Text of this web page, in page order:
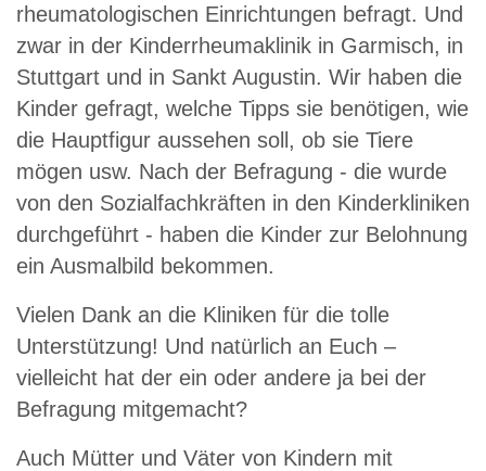
rheumatologischen Einrichtungen befragt. Und
zwar in der Kinderrheumaklinik in Garmisch, in
Stuttgart und in Sankt Augustin. Wir haben die
Kinder gefragt, welche Tipps sie benötigen, wie
die Hauptfigur aussehen soll, ob sie Tiere
mögen usw. Nach der Befragung - die wurde
von den Sozialfachkräften in den Kinderkliniken
durchgeführt - haben die Kinder zur Belohnung
ein Ausmalbild bekommen.
Vielen Dank an die Kliniken für die tolle
Unterstützung! Und natürlich an Euch –
vielleicht hat der ein oder andere ja bei der
Befragung mitgemacht?
Auch Mütter und Väter von Kindern mit